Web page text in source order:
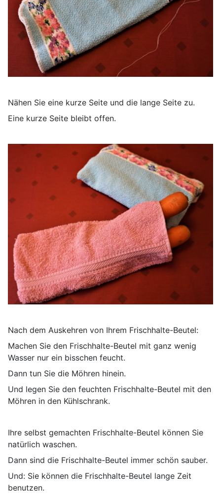
Nähen Sie eine kurze Seite und die lange Seite zu.
Eine kurze Seite bleibt offen.
Nach dem Auskehren von Ihrem Frischhalte-Beutel:
Machen Sie den Frischhalte-Beutel mit ganz wenig
Wasser nur ein bisschen feucht.
Dann tun Sie die Möhren hinein.
Und legen Sie den feuchten Frischhalte-Beutel mit den
Möhren in den Kühlschrank.
Ihre selbst gemachten Frischhalte-Beutel können Sie
natürlich waschen.
Dann sind die Frischhalte-Beutel immer schön sauber.
Und: Sie können die Frischhalte-Beutel lange Zeit
benutzen.